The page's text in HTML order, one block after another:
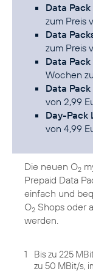
Data Pack
zum Preis
Data
zum Preis
Data Pack
Wochen
Data Pack
von 2,99
Day-Pack
von 4,99
Die neuen O2
Prepaid Data
einfach und
O2 Shops oder
werden.
1
Bis zu 225
zu 50 MBit/s,